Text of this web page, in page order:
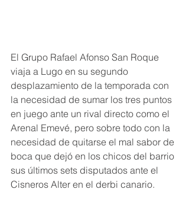
El Grupo Rafael Afonso San Roque
viaja a Lugo en su segundo
desplazamiento de la temporada con
la necesidad de sumar los tres puntos
en juego ante un rival directo como el
Arenal Emevé, pero sobre todo con la
necesidad de quitarse el mal sabor de
boca que dejó en los chicos del barrio
sus últimos sets disputados ante el
Cisneros Alter en el derbi canario.